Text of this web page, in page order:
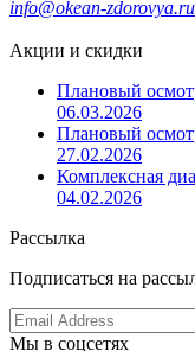
info@okean-zdorovya.ru
Акции и скидки
Плановый
06.03.2026
Плановый
27.02.2026
Комплексная
04.02.2026
Рассылка
Подписаться на
Мы в соцсетях